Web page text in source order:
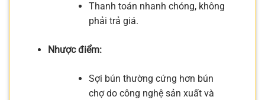
Thanh toán nhanh chóng, không
phải trả giá.
Nhược điểm:
Sợi bún thường cứng hơn bún
chợ do công nghệ sản xuất và